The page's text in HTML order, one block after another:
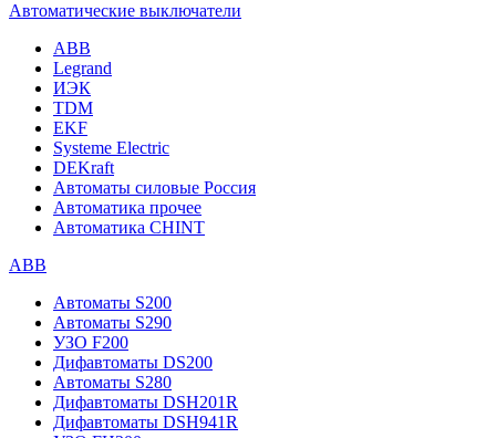
Автоматические выключатели
ABB
Legrand
ИЭК
TDM
EKF
Systeme Electric
DEKraft
Автоматы силовые Россия
Автоматика прочее
Автоматика CHINT
ABB
Автоматы S200
Автоматы S290
УЗО F200
Дифавтоматы DS200
Автоматы S280
Дифавтоматы DSH201R
Дифавтоматы DSH941R